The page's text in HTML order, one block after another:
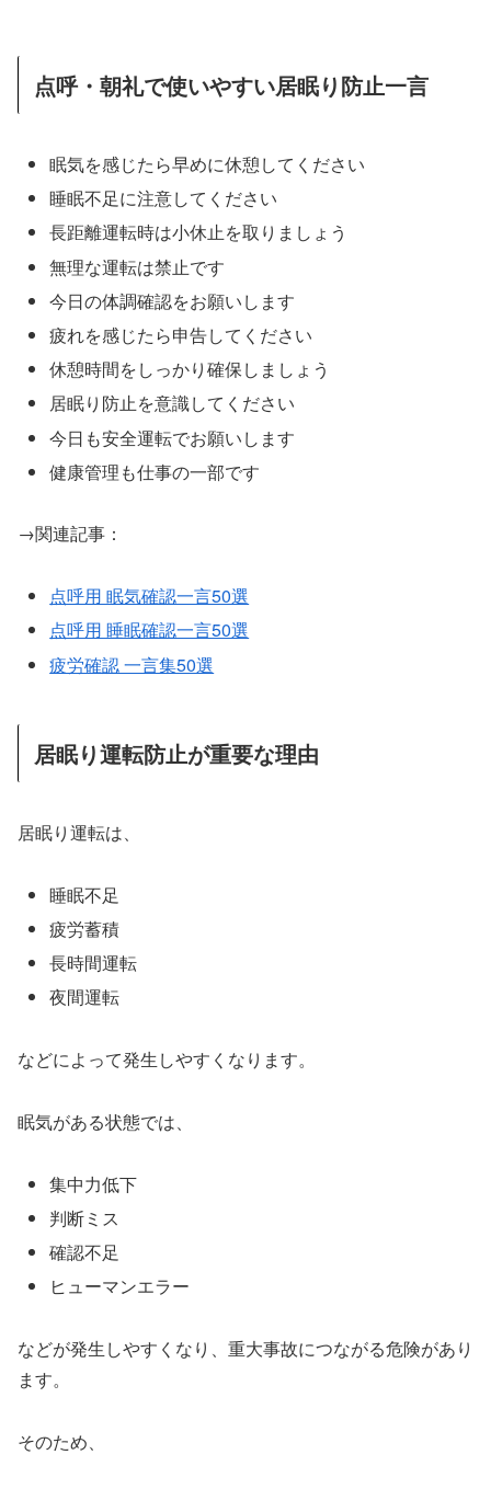
点呼・朝礼で使いやすい居眠り防止一言
眠気を感じたら早めに休憩してください
睡眠不足に注意してください
長距離運転時は小休止を取りましょう
無理な運転は禁止です
今日の体調確認をお願いします
疲れを感じたら申告してください
休憩時間をしっかり確保しましょう
居眠り防止を意識してください
今日も安全運転でお願いします
健康管理も仕事の一部です
→関連記事：
点呼用 眠気確認一言50選
点呼用 睡眠確認一言50選
疲労確認 一言集50選
居眠り運転防止が重要な理由
居眠り運転は、
睡眠不足
疲労蓄積
長時間運転
夜間運転
などによって発生しやすくなります。
眠気がある状態では、
集中力低下
判断ミス
確認不足
ヒューマンエラー
などが発生しやすくなり、重大事故につながる危険があり
ます。
そのため、